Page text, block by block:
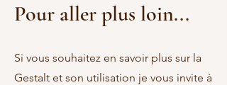
Pour aller plus loin...
Si vous souhaitez en savoir plus sur la
Gestalt et son utilisation je vous invite à